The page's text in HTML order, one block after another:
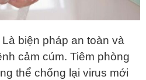
Là biện pháp an toàn và
cảm cúm. Tiêm phòng
thể chống lại virus mới